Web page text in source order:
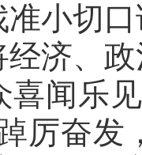
小切
经济、
喜闻乐
厉奋发